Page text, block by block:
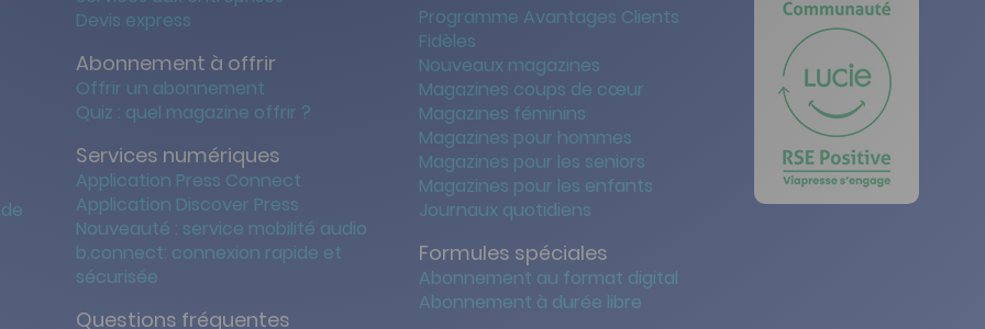
Devis express
Abonnement à offrir
Offrir un abonnement
Quiz : quel magazine offrir ?
Services numériques
Application Press Connect
Application Discover Press
Nouveauté : service mobilité audio
b.connect: connexion rapide et
sécurisée
Questions fréquentes
Programme Avantages Clients
Fidèles
Nouveaux magazines
Magazines coups de cœur
Magazines féminins
Magazines pour hommes
Magazines pour les seniors
Magazines pour les enfants
Journaux quotidiens
Formules spéciales
Abonnement au format digital
Abonnement à durée libre